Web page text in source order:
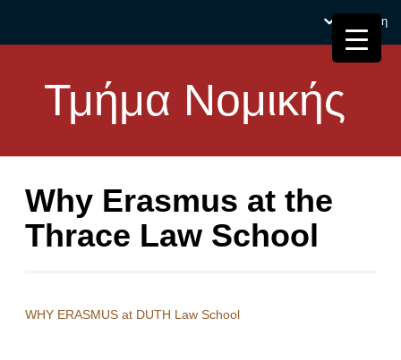
Σύνδεση
Τμήμα Νομικής
Why Erasmus at the
Thrace Law School
WHY ERASMUS at DUTH Law School